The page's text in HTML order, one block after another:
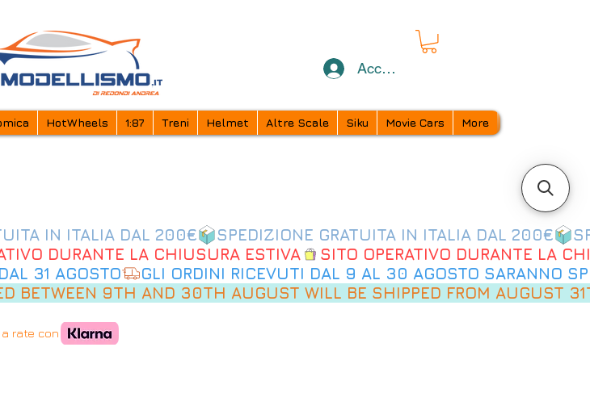
Accedi
HotWheels 1:87 Treni Helmet Altre Scale Siku Movie Cars More
31 AGOSTO
BETWEEN 9TH AND 30TH AUGUST WILL BE SHIPPED FROM AUGUST
a rate con